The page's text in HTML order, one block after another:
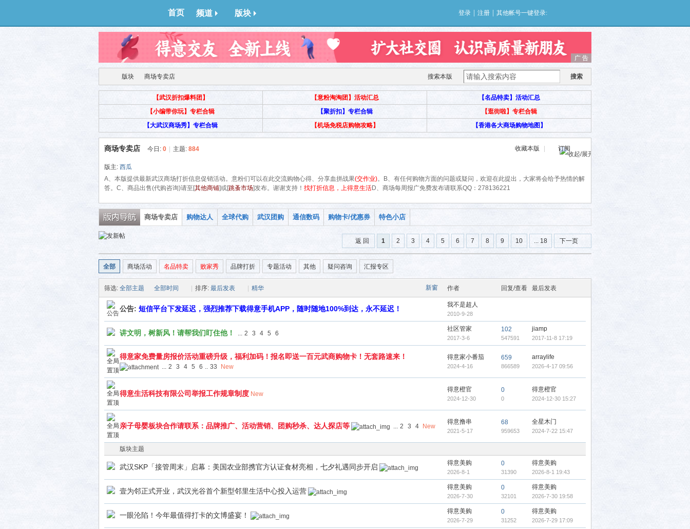
首页 频道 版块 登录 注册 其他帐号一键登录:
广 告
广 告
搜索本版 搜索
得意
生
武汉
›
版块
›
商场专卖店
【武汉折扣爆料团】 【意粉淘淘团】活动汇总
【名品特卖】活动汇总
【小编带你玩】专栏合辑
【聚折扣】专栏合辑
【逛街啦】专栏合辑
【大武汉商场秀】专栏合辑
【机场免税店购物攻略】 【香港各大商场购物地图】
收藏本版 订阅
商场专卖店 今日: 0 主题: 884
版主: 西瓜
A、本版提供最新武汉商场打折信息促销活动。意粉们可以在此交流购物心得、分享血拼战果(交作业)。B、有任何购物方面的问题或疑问，欢迎在此提出，大家将会给予热情的解
答。C、商品出售(代购咨询)请至[其他商铺]或[跳蚤市场]发布。谢谢支持！ 找打折信息，上得意生活D、商场每周报广免费发布请联系QQ：278136221
商场专卖店 购物达人 全球代购 武汉团购 通信数码 购物卡/优惠券 特色小店
1 2 3 4 5 6 7 8 9 10 ... 18 下一页
返 回
全部 商场活动 名品特卖 败家秀 品牌打折 专题活动 其他 疑问咨询 汇报专区
新窗
筛选: 全部主题 全部时间 排序: 最后发表 精华 作者 回复/查看 最后发表
公告: 短信平台下发延迟，强烈推荐下载得意手机APP，随时随地100%到达，永不延迟！ 我不是超人
2010-9-28
讲文明，树新风！请帮我们盯住他！ ... 2 3 4 5 6
社区管家
2017-3-6
102
547591
jiamp
2017-11-8 17:19
得意家免费量房报价活动重磅升级，福利加码！报名即送一百元武商购物卡！无套路速来！
... 2 3 4 5 6 .. 33 New
得意家小番茄
2024-4-16
659
866589
arraylife
2026-4-17 09:56
得意生活科技有限公司举报工作规章制度 New
得意橙官
2024-12-30
0
0
得意橙官
2024-12-30 15:27
亲子母婴板块合作请联系：品牌推广、活动营销、团购秒杀、达人探店等 ... 2 3 4 New
得意撸串
2021-5-17
68
959653
全星木门
2024-7-22 15:47
版块主题
武汉SKP「接管周末」启幕：美国农业部携官方认证食材亮相，七夕礼遇同步开启 得意美购
2026-8-1
0
31390
得意美购
2026-8-1 19:43
壹为邻正式开业，武汉光谷首个新型邻里生活中心投入运营 得意美购
2026-7-30
0
32101
得意美购
2026-7-30 19:58
一眼沦陷！今年最值得打卡的文博盛宴！ 得意美购
2026-7-29
0
31252
得意美购
2026-7-29 17:09